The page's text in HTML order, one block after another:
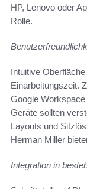
HP, Lenovo oder
Rolle.
Intuitive
Einarbeitungszeit.
Google
Geräte sollten
Layouts und
Herman Miller
Integration in